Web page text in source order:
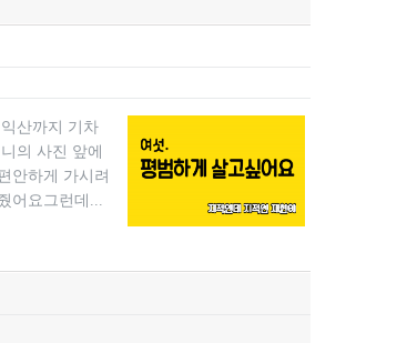
산까지 기차
의 사진 앞에
안하게 가시려
어요그런데...